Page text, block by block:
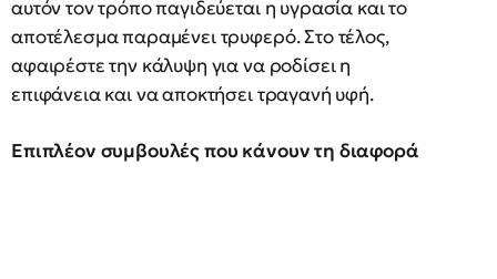
αυτόν τον τρόπο παγιδεύεται η υγρασία και το
αποτέλεσμα παραμένει τρυφερό. Στο τέλος,
αφαιρέστε την κάλυψη για να ροδίσει η
επιφάνεια και να αποκτήσει τραγανή υφή.
Επιπλέον συμβουλές που κάνουν τη διαφορά